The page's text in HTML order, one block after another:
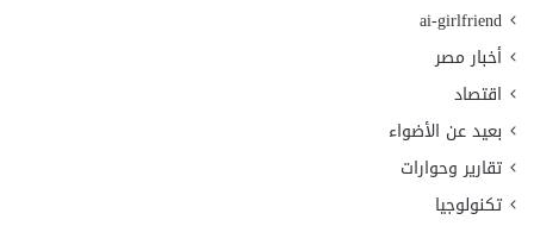
ai-girlfriend
أخبار مصر
اقتصاد
بعيد عن الأضواء
تقارير وحوارات
تكنولوجيا